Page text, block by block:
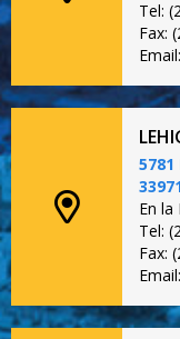
Tel:
Fax:
En la
Tel:
Fax: